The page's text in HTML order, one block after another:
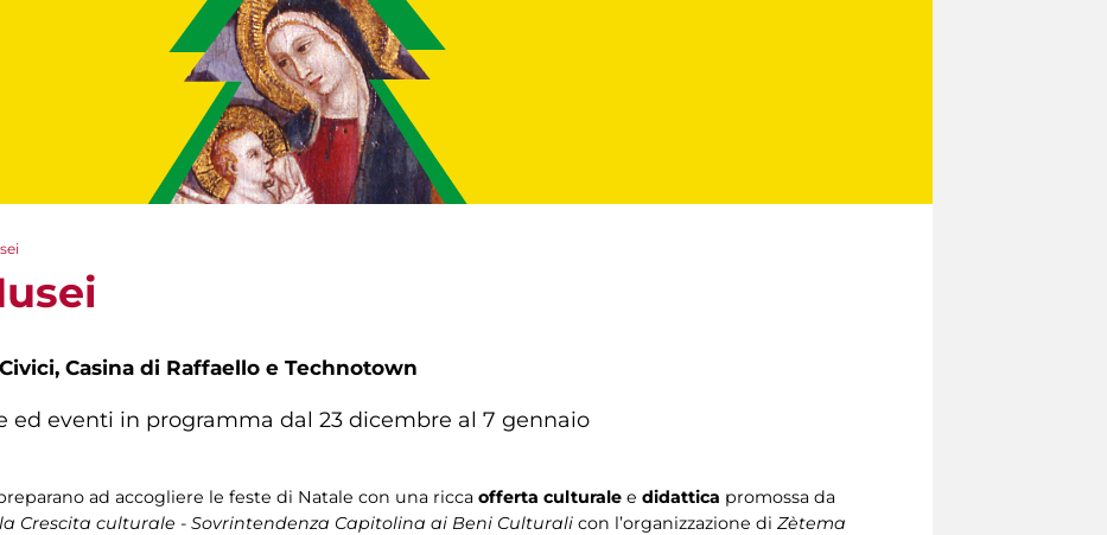
Casina di Raffaello e Technotown
ed eventi in programma dal 23 dicembre al 7 gennaio
ad accogliere le feste di Natale con una ricca offerta culturale e didattica promossa da
Crescita culturale - Sovrintendenza Capitolina ai Beni Culturali con l’organizzazione di Zètema